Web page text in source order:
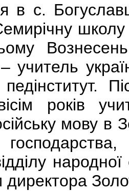
в с.
років
мову в
директора